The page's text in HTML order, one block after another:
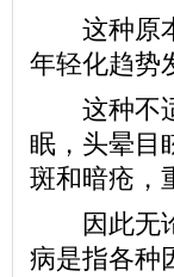
这种原本
年轻化趋势
这种不适
眠，头晕目
斑和暗疮，
因此无论
病是指各种